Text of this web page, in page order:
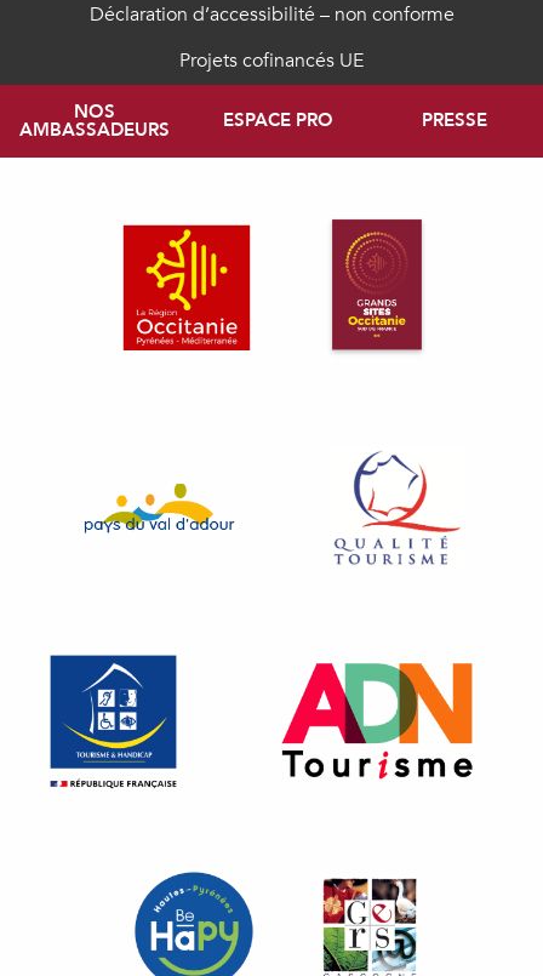
Déclaration d’accessibilité – non conforme
Projets cofinancés UE
NOS
AMBASSADEURS ESPACE PRO PRESSE